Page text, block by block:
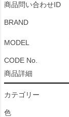
商品問い合わせID
BRAND
MODEL
CODE No.
商品詳細
カテゴリー
色